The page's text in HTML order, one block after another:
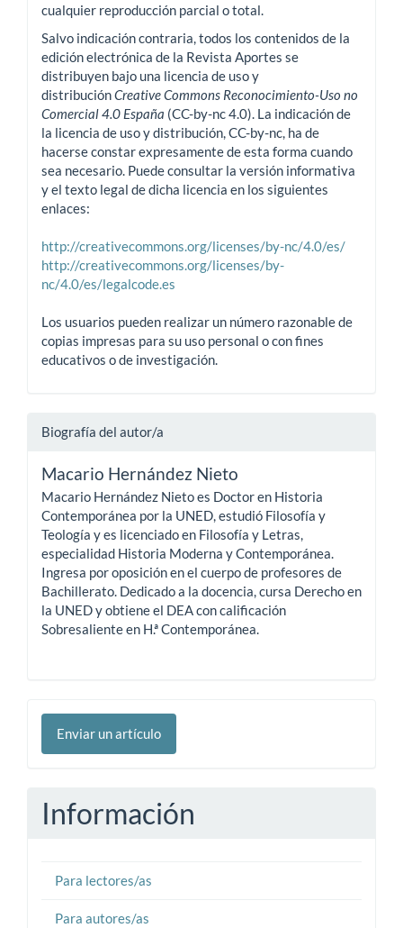
cualquier reproducción parcial o total.
Salvo indicación contraria, todos los contenidos de la
edición electrónica de la Revista Aportes se
distribuyen bajo una licencia de uso y
distribuciónCreative Commons Reconocimiento-Uso no
Comercial 4.0 España (CC-by-nc 4.0). La indicación de
la licencia de uso y distribución, CC-by-nc, ha de
hacerse constar expresamente de esta forma cuando
sea necesario. Puede consultar la versión informativa
y el texto legal de dicha licencia en los siguientes
enlaces:
http://creativecommons.org/licenses/by-nc/4.0/es/
http://creativecommons.org/licenses/by-
nc/4.0/es/legalcode.es
Los usuarios pueden realizar un número razonable de
copias impresas para su uso personal o con fines
educativos o de investigación.
Biografía del autor/a
Macario Hernández Nieto
Macario Hernández Nieto es Doctor en Historia
Contemporánea por la UNED, estudió Filosofía y
Teología y es licenciado en Filosofía y Letras,
especialidad Historia Moderna y Contemporánea.
Ingresa por oposición en el cuerpo de profesores de
Bachillerato. Dedicado a la docencia, cursa Derecho en
la UNED y obtiene el DEA con calificación
Sobresaliente en H.ª Contemporánea.
Enviar
unEnviar un artículo
Información
Para lectores/as
Para autores/as